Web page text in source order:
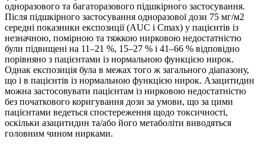
одноразового та багаторазового підшкірного застосування.
Після підшкірного застосування одноразової дози 75 мг/м2
середні показники експозиції (AUC і Cmax) у пацієнтів із
незначною, помірною та тяжкою нирковою недостатністю
були підвищені на 11–21 %, 15–27 % і 41–66 % відповідно
порівняно з пацієнтами із нормальною функцією нирок.
Однак експозиція була в межах того ж загального діапазону,
що і в пацієнтів із нормальною функцією нирок. Азацитидин
можна застосовувати пацієнтам із нирковою недостатністю
без початкового коригування дози за умови, що за цими
пацієнтами ведеться спостереження щодо токсичності,
оскільки азацитидин та/або його метаболіти виводяться
головним чином нирками.